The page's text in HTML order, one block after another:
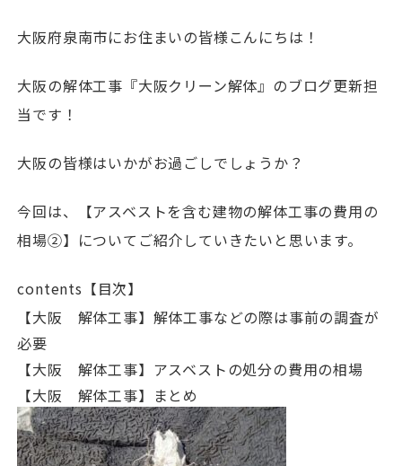
大阪府泉南市にお住まいの皆様こんにちは！
大阪の解体工事『大阪クリーン解体』のブログ更新担
当です！
大阪の皆様はいかがお過ごしでしょうか？
今回は、【アスベストを含む建物の解体工事の費用の
相場②】についてご紹介していきたいと思います。
contents【目次】
【大阪 解体工事】解体工事などの際は事前の調査が
必要
【大阪 解体工事】アスベストの処分の費用の相場
【大阪 解体工事】まとめ